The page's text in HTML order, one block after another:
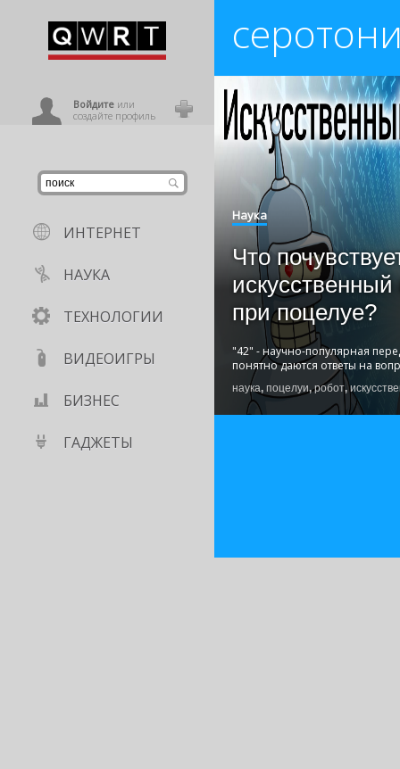
Войдитеили
создайте профиль
ИНТЕРНЕТ
НАУКА
ТЕХНОЛОГИИ
ВИДЕОИГРЫ
БИЗНЕС
ГАДЖЕТЫ
Наука
Что
искусственный
при поцелуе?
"42" - научно-популярная
понятно даются ответы на
наука, поцелуи,робот,